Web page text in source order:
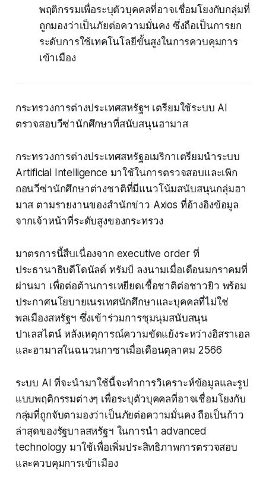
พฤติกรรมเพื่อระบุตัวบุคคลที่อาจเชื่อมโยงกับกลุ่มที่
ถูกมองว่าเป็นภัยต่อความมั่นคง ซึ่งถือเป็นการยก
ระดับการใช้เทคโนโลยีขั้นสูงในการควบคุมการ
เข้าเมือง
กระทรวงการต่างประเทศสหรัฐฯ เตรียมใช้ระบบ AI
ตรวจสอบวีซ่านักศึกษาที่สนับสนุนฮามาส
กระทรวงการต่างประเทศสหรัฐอเมริกาเตรียมนำระบบ
Artificial Intelligence มาใช้ในการตรวจสอบและเพิก
ถอนวีซ่านักศึกษาต่างชาติที่มีแนวโน้มสนับสนุนกลุ่มฮา
มาส ตามรายงานของสำนักข่าว Axios ที่อ้างอิงข้อมูล
จากเจ้าหน้าที่ระดับสูงของกระทรวง
มาตรการนี้สืบเนื่องจาก executive order ที่
ประธานาธิบดีโดนัลด์ ทรัมป์ ลงนามเมื่อเดือนมกราคมที่
ผ่านมา เพื่อต่อต้านการเหยียดเชื้อชาติต่อชาวยิว พร้อม
ประกาศนโยบายเนรเทศนักศึกษาและบุคคลที่ไม่ใช่
พลเมืองสหรัฐฯ ซึ่งเข้าร่วมการชุมนุมสนับสนุน
ปาเลสไตน์ หลังเหตุการณ์ความขัดแย้งระหว่างอิสราเอล
และฮามาสในฉนวนกาซาเมื่อเดือนตุลาคม 2566
ระบบ AI ที่จะนำมาใช้นี้จะทำการวิเคราะห์ข้อมูลและรูป
แบบพฤติกรรมต่างๆ เพื่อระบุตัวบุคคลที่อาจเชื่อมโยงกับ
กลุ่มที่ถูกจับตามองว่าเป็นภัยต่อความมั่นคง ถือเป็นก้าว
ล่าสุดของรัฐบาลสหรัฐฯ ในการนำ advanced
technology มาใช้เพื่อเพิ่มประสิทธิภาพการตรวจสอบ
และควบคุมการเข้าเมือง